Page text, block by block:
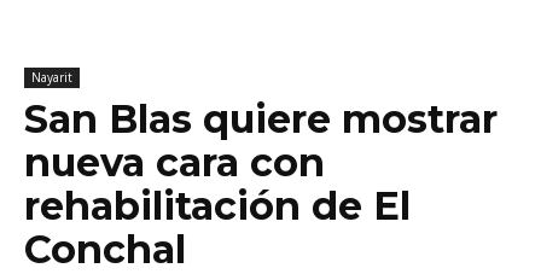
Nayarit
San Blas quiere mostrar
nueva cara con
rehabilitación de El
Conchal